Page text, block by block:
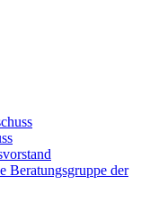
Beratungsgruppe der